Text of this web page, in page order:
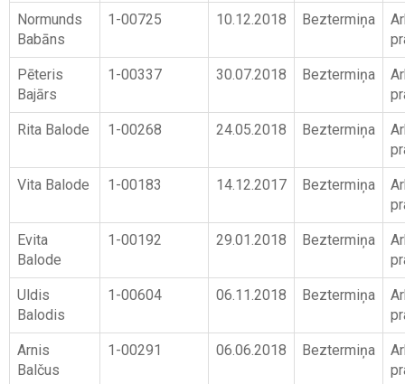
Normunds
Babāns
1-00725 10.12.2018 Beztermiņa
Pēteris
Bajārs
1-00337 30.07.2018 Beztermiņa
Rita Balode 1-00268 24.05.2018 Beztermiņa
Vita Balode 1-00183 14.12.2017 Beztermiņa
Evita
Balode
1-00192 29.01.2018 Beztermiņa
Uldis
Balodis
1-00604 06.11.2018 Beztermiņa
Arnis
Balčus
1-00291 06.06.2018 Beztermiņa